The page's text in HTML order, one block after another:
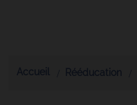
Accueil Rééducation